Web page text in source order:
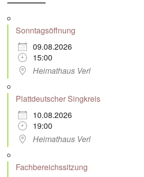
Sonntagsöffnung
09.08.2026
15:00
Heimathaus Verl
Plattdeutscher Singkreis
10.08.2026
19:00
Heimathaus Verl
Fachbereichssitzung